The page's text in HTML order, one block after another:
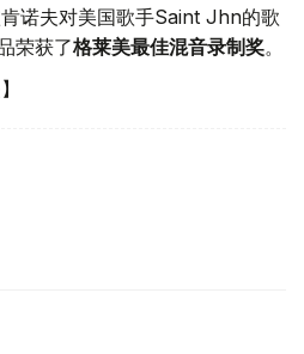
诺夫对美国歌手Saint Jhn的歌
荣获了格莱美最佳混音录制奖。